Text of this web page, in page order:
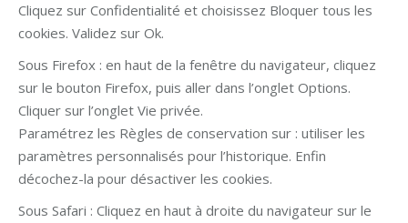
Cliquez sur Confidentialité et choisissez Bloquer tous les
cookies. Validez sur Ok.
Sous Firefox : en haut de la fenêtre du navigateur, cliquez
sur le bouton Firefox, puis aller dans l’onglet Options.
Cliquer sur l’onglet Vie privée.
Paramétrez les Règles de conservation sur : utiliser les
paramètres personnalisés pour l’historique. Enfin
décochez-la pour désactiver les cookies.
Sous Safari : Cliquez en haut à droite du navigateur sur le